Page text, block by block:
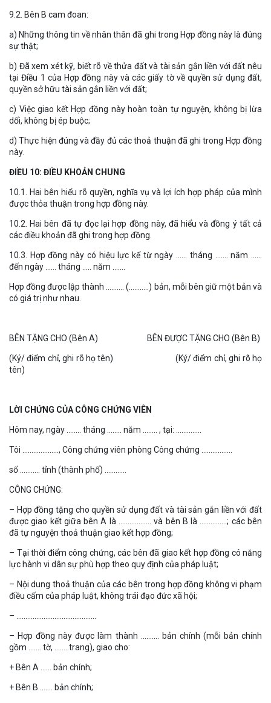
9.2. Bên B cam đoan:
a) Những thông tin về nhân thân đã ghi trong Hợp đồng này là đúng
sự thật;
b) Đã xem xét kỹ, biết rõ về thửa đất và tài sản gắn liền với đất nêu
tại Điều 1 của Hợp đồng này và các giấy tờ về quyền sử dụng đất,
quyền sở hữu tài sản gắn liền với đất;
c) Việc giao kết Hợp đồng này hoàn toàn tự nguyện, không bị lừa
dối, không bị ép buộc;
d) Thực hiện đúng và đầy đủ các thoả thuận đã ghi trong Hợp đồng
này.
ĐIỀU 10: ĐIỀU KHOẢN CHUNG
10.1. Hai bên hiểu rõ quyền, nghĩa vụ và lợi ích hợp pháp của mình
được thỏa thuận trong hợp đồng này.
10.2. Hai bên đã tự đọc lại hợp đồng này, đã hiểu và đồng ý tất cả
các điều khoản đã ghi trong hợp đồng.
10.3. Hợp đồng này có hiệu lực kể từ ngày …… tháng ……. năm ……
đến ngày …… tháng ….. năm …….
Hợp đồng được lập thành ………. (………..) bản, mỗi bên giữ một bản và
có giá trị như nhau.
BÊN TẶNG CHO (Bên A) BÊN ĐƯỢC TẶNG CHO (Bên B)
(Ký/ điểm chỉ, ghi rõ họ tên) (Ký/ điểm chỉ, ghi rõ họ
tên)
LỜI CHỨNG CỦA CÔNG CHỨNG VIÊN
Hôm nay, ngày …….. tháng …….. năm …….. , tại: …………..
Tôi ……………….., Công chứng viên phòng Công chứng ……………..
số ……….. tỉnh (thành phố) …………
CÔNG CHỨNG:
– Hợp đồng tặng cho quyền sử dụng đất và tài sản gắn liền với đất
được giao kết giữa bên A là ……………… và bên B là ……………; các bên
đã tự nguyện thoả thuận giao kết hợp đồng;
– Tại thời điểm công chứng, các bên đã giao kết hợp đồng có năng
lực hành vi dân sự phù hợp theo quy định của pháp luật;
– Nội dung thoả thuận của các bên trong hợp đồng không vi phạm
điều cấm của pháp luật, không trái đạo đức xã hội;
– ……………………………………..
– Hợp đồng này được làm thành ………. bản chính (mỗi bản chính
gồm ……. tờ, ……..trang), giao cho:
+ Bên A …… bản chính;
+ Bên B ……. bản chính;